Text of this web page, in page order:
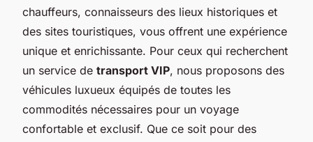
chauffeurs, connaisseurs des lieux historiques et
des sites touristiques, vous offrent une expérience
unique et enrichissante. Pour ceux qui recherchent
un service de transport VIP, nous proposons des
véhicules luxueux équipés de toutes les
commodités nécessaires pour un voyage
confortable et exclusif. Que ce soit pour des